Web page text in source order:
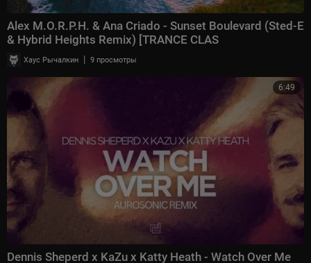
Alex M.O.R.P.H. & Ana Criado - Sunset Boulevard (Sted-E
& Hybrid Heights Remix) [TRANCE CLAS
Хаус Рычалкин | 9 просмотры
6:49
Dennis Sheperd x KaZu x Katty Heath - Watch Over Me